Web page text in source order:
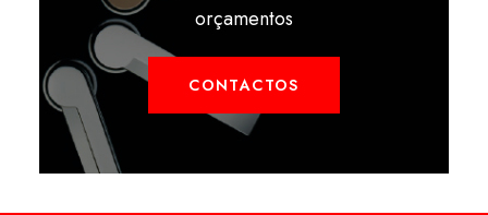
orçamentos
CONTACTOS